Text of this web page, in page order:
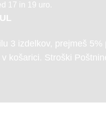
17 in 19 uro.
3 izdelkov, prejmeš 5%
košarici. Stroški